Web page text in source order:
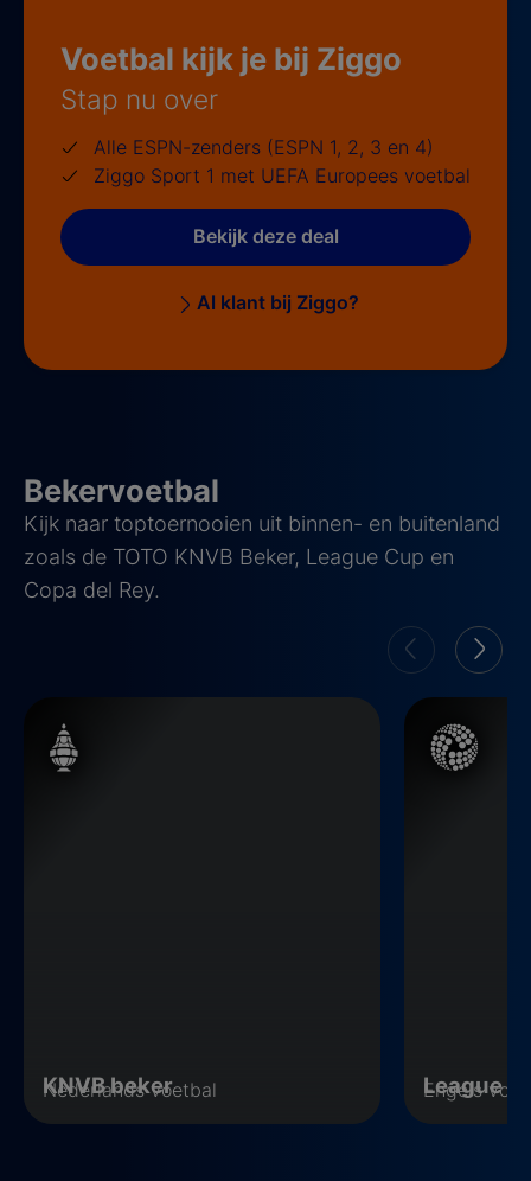
Voetbal kijk je bij Ziggo
Stap nu over
Alle ESPN-zenders (ESPN 1, 2, 3 en 4)
Ziggo Sport 1 met UEFA Europees voetbal
Bekijk deze deal
Al klant bij Ziggo?
Bekervoetbal
Kijk naar toptoernooien uit binnen- en buitenland
zoals de TOTO KNVB Beker, League Cup en
Copa del Rey.
KNVB beker
Nederlands voetbal
League Cup
League
Engels